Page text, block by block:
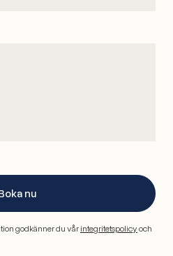
nu
godkänner du vårintegritetspolicyoch